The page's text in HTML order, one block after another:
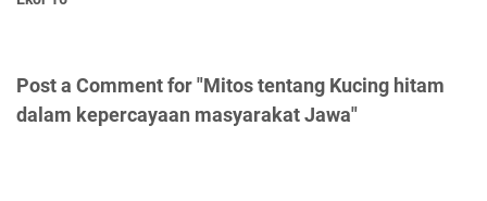
Post a Comment for "Mitos tentang Kucing hitam
dalam kepercayaan masyarakat Jawa"